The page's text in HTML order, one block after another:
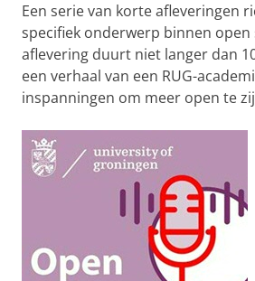
Een serie van korte afleveringen
specifiek onderwerp binnen open
aflevering duurt niet langer dan
een verhaal van een RUG-
inspanningen om meer open te